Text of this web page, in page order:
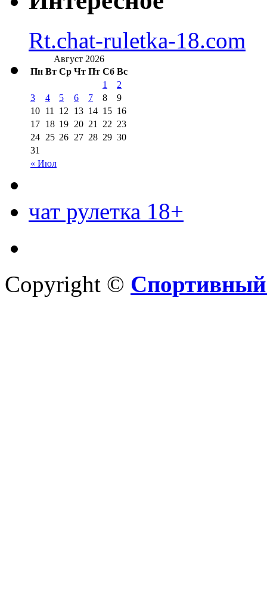
Rt.chat-ruletka-18.com
Август 2026
Пн Вт Ср Чт Пт Сб Вс
« Июл
1
2
3
4 5 6 7 8
9
10 11 12 13 14 15 16
17 18 19 20 21 22 23
24 25 26 27 28 29 30
31
чат рулетка 18+
Copyright © Спортивный